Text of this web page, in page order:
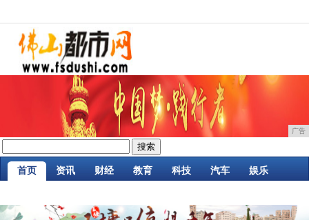
广告
首页 资讯 财经 教育 科技 汽车 娱乐